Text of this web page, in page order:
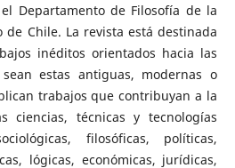
Departamento de Filosofía de la
de Chile. La revista está destinada
inéditos orientados hacia las
estas antiguas, modernas o
trabajos que contribuyan a la
ciencias, técnicas y tecnologías
filosóficas, políticas,
lógicas, económicas, jurídicas,